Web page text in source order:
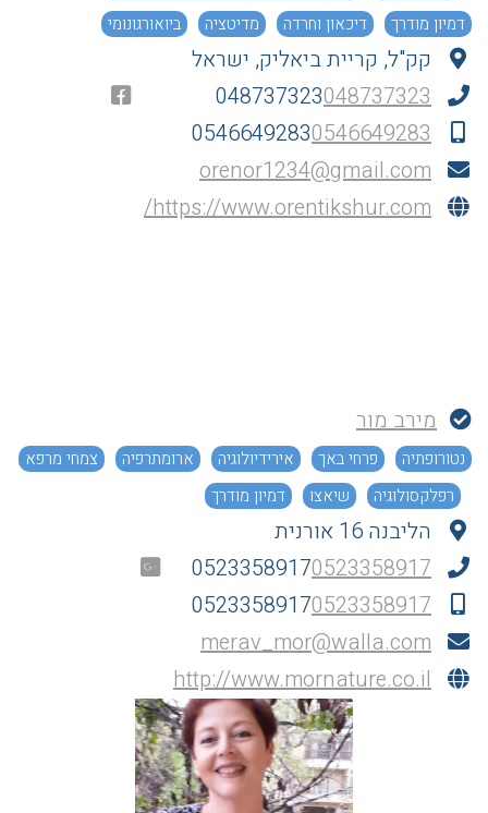
דמיון מודרך
דיכאון וחרדה מדיטציה ביואורגונומי
קק"ל, קריית ביאליק, ישראל
048737323048737323
05466492830546649283
orenor1234@gmail.com
https://www.orentikshur.com/
מירב מור
נטורופתיה פרחי באך אירידיולוגיה ארומתרפיה
צמחי מרפא
רפלקסולוגיה
שיאצו דמיון מודרך
הליבנה 16 אורנית
05233589170523358917
05233589170523358917
merav_mor@walla.com
http://www.mornature.co.il